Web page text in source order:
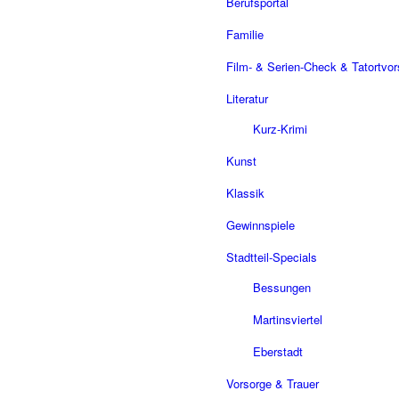
Familie
Film- & Serien-Check &
Literatur
Kurz-Krimi
Kunst
Klassik
Gewinnspiele
Stadtteil-Specials
Bessungen
Martinsviertel
Eberstadt
Vorsorge & Trauer